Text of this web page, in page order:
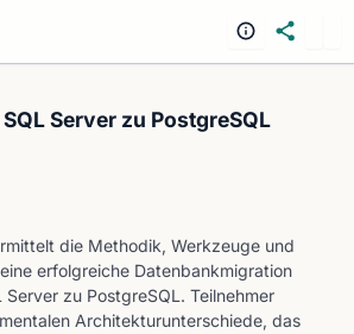
Server zu PostgreSQL
die Methodik, Werkzeuge und
erfolgreiche Datenbankmigration
zu PostgreSQL. Teilnehmer
Architekturunterschiede, das